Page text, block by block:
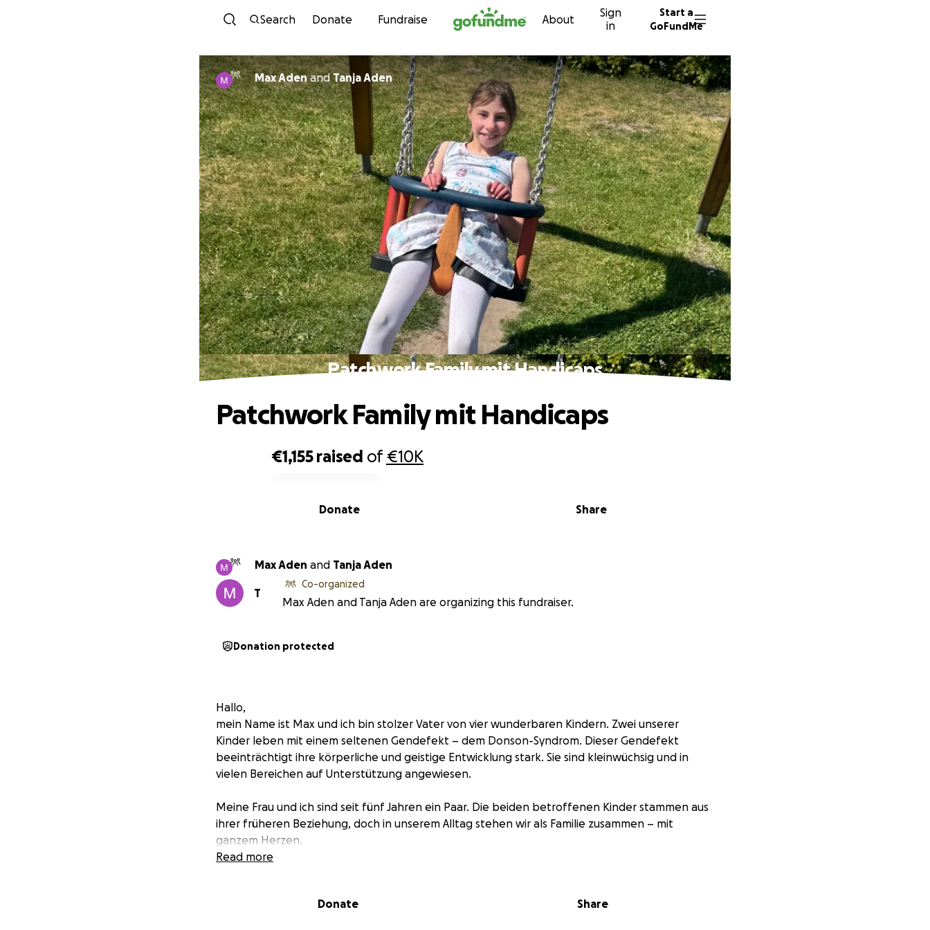
Skip to content
Search Donate Fundraise About
Sign
in
Start a
GoFundMe
Max AdenandTanja Aden
Patchwork Family mit Handicaps
€1,155 raised of€10K
Share
Donate
Patchwork Family mit Handicaps
Max Aden and Tanja Aden
T
Co-organized
Max Aden and Tanja Aden are organizing this fundraiser.
Donation protected
Hallo,
mein Name ist Max und ich bin stolzer Vater von vier wunderbaren Kindern. Zwei unserer
Kinder leben mit einem seltenen Gendefekt – dem Donson-Syndrom. Dieser Gendefekt
beeinträchtigt ihre körperliche und geistige Entwicklung stark. Sie sind kleinwüchsig und in
vielen Bereichen auf Unterstützung angewiesen.
Meine Frau und ich sind seit fünf Jahren ein Paar. Die beiden betroffenen Kinder stammen aus
ihrer früheren Beziehung, doch in unserem Alltag stehen wir als Familie zusammen – mit
ganzem Herzen.
eigenen Zuhause kostet Kraft. Um unseren Kindern ein selbstbestimmteres, sicheres und
Read more
Donate Share